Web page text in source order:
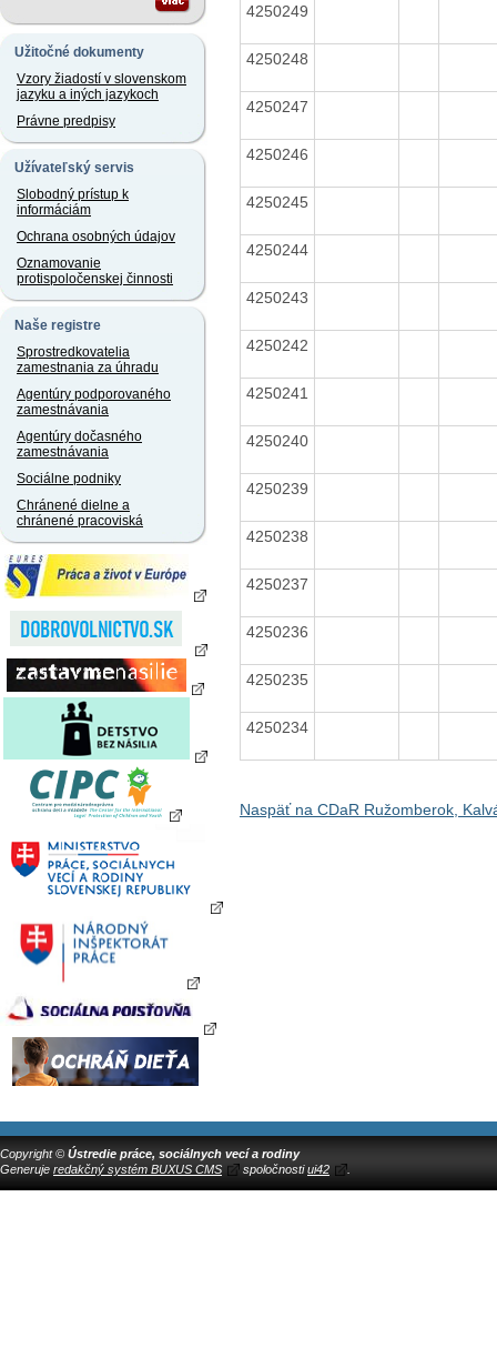
Užitočné dokumenty
Vzory žiadostí v slovenskom
jazyku a iných jazykoch
Právne predpisy
Užívateľský servis
Slobodný prístup k
informáciám
Ochrana osobných údajov
Oznamovanie
protispoločenskej činnosti
Naše registre
Sprostredkovatelia
zamestnania za úhradu
Agentúry podporovaného
zamestnávania
Agentúry dočasného
zamestnávania
Sociálne podniky
Chránené dielne a
chránené pracoviská
4250249
4250248
4250247
4250246
4250245
4250244
4250243
4250242
4250241
4250240
4250239
4250238
4250237
4250236
4250235
4250234
Naspäť na CDaR Ružomberok,
Copyright © Ústredie práce, sociálnych vecí a rodiny
Generuje redakčný systém BUXUS CMS spoločnostiui42